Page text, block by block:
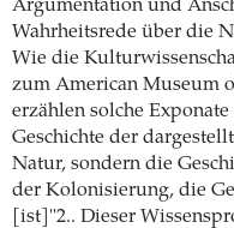
Argumentation und
Wahrheitsrede über die
Wie die
zum American Museum
erzählen solche
Geschichte der
Natur, sondern die
der Kolonisierung, die
[ist]"2.. Dieser